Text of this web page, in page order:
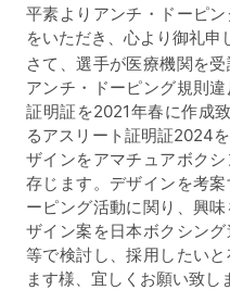
平素よりアンチ・ドーピ
をいただき、心より御礼申
さて、選手が医療機関を
アンチ・ドーピング規則
証明証を2021年春に作成
るアスリート証明証2024
ザインをアマチュアボク
存じます。デザインを考
ーピング活動に関り、興
ザイン案を日本ボクシン
等で検討し、採用したい
ます様、宜しくお願い致し